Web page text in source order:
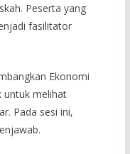
Peserta yang
fasilitator
Ekonomi
untuk melihat
Pada sesi ini,